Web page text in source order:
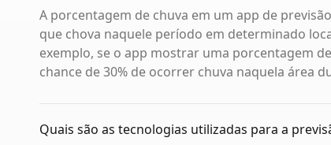
A porcentagem de chuva em um app de
que chova naquele período em determinado
exemplo, se o app mostrar uma porcentagem
chance de 30% de ocorrer chuva naquela área
Quais são as tecnologias utilizadas para a